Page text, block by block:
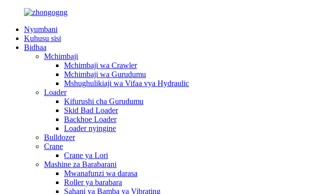
Nyumbani
Kuhusu sisi
Bidhaa
Mchimbaji
Mchimbaji wa Crawler
Mchimbaji wa Gurudumu
Mshughulikiaji wa Vifaa vya Hydraulic
Loader
Kifurushi cha Gurudumu
Skid Bad Loader
Backhoe Loader
Loader nyingine
Bulldozer
Crane
Crane ya Lori
Mashine za Barabarani
Mwanafunzi wa darasa
Roller ya barabara
Sahani ya Bamba ya Vibrating